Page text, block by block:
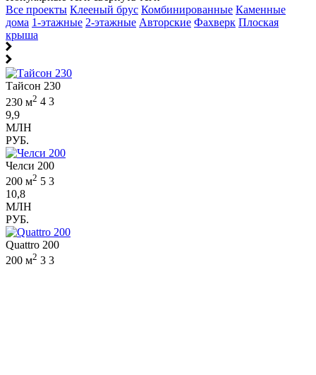
Все проекты Клееный брус Комбинированные Каменные
дома 1-этажные 2-этажные Авторские Фахверк Плоская
крыша
Тайсон 230
230 м2 4 3
9,9
МЛН
РУБ.
Челси 200
200 м2 5 3
10,8
МЛН
РУБ.
Quattro 200
200 м2 3 3